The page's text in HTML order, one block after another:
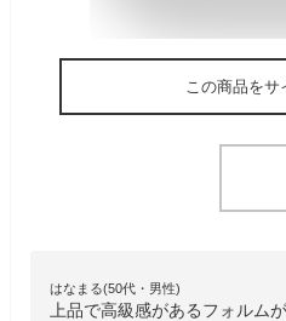
この商品をサ
はなまる(50代・男性)
上品で高級感があるフォルム